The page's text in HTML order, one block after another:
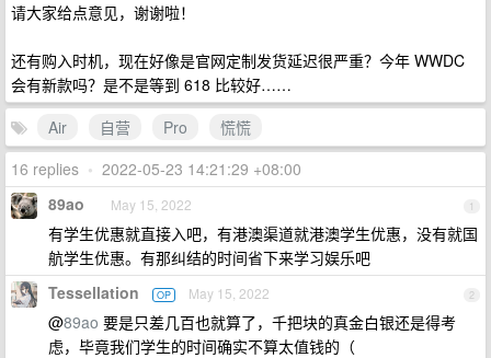
请大家给点意见，谢谢啦！
还有购入时机，现在好像是官网定制发货延迟很严重？今年 WWDC
会有新款吗？是不是等到 618 比较好……
Air
自营 Pro
慌慌
16 replies • 2022-05-23 14:21:29 +08:00
1
89ao May 15, 2022
有学生优惠就直接入吧，有港澳渠道就港澳学生优惠，没有就国
航学生优惠。有那纠结的时间省下来学习娱乐吧
2
Tessellation OP May 15, 2022
@89ao 要是只差几百也就算了，千把块的真金白银还是得考
虑，毕竟我们学生的时间确实不算太值钱的（